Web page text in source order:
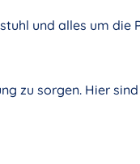
und alles um die
zu sorgen. Hier